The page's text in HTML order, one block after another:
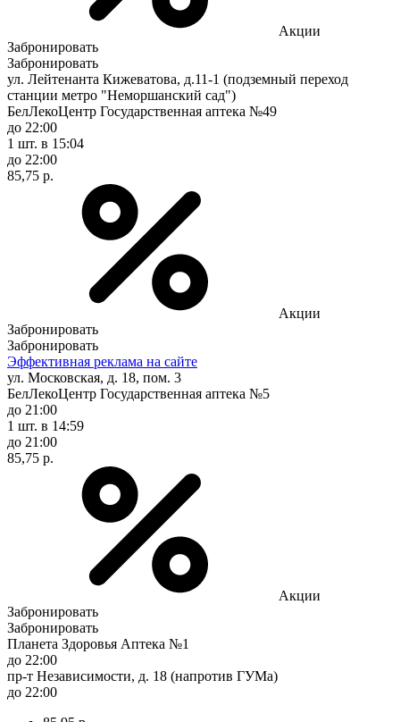
Акции
Забронировать
Забронировать
ул. Лейтенанта Кижеватова, д.11-1 (подземный переход
станции метро "Неморшанский сад")
БелЛекоЦентр Государственная аптека №49
до 22:00
1 шт. в 15:04
до 22:00
85,75 р.
Акции
Забронировать
Забронировать
Эффективная реклама на сайте
ул. Московская, д. 18, пом. 3
БелЛекоЦентр Государственная аптека №5
до 21:00
1 шт. в 14:59
до 21:00
85,75 р.
Акции
Забронировать
Забронировать
Планета Здоровья Аптека №1
до 22:00
пр-т Независимости, д. 18 (напротив ГУМа)
до 22:00